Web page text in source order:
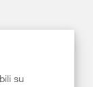
su